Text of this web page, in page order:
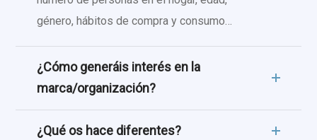
género, hábitos de compra y consumo…
¿Cómo generáis interés en la
marca/organización?
¿Qué os hace diferentes?